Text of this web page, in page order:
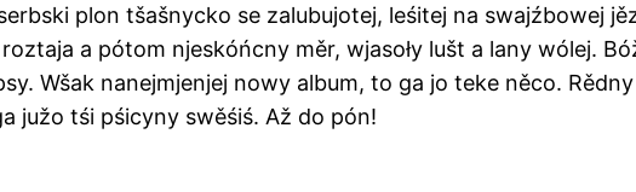
plon tšašnycko se zalubujotej, leśitej na swajźbowej
a pótom njeskóńcny měr, wjasoły lušt a lany wólej.
Wšak nanejmjenjej nowy album, to ga jo teke něco.
južo tśi pśicyny swěśiś. Až do pón!